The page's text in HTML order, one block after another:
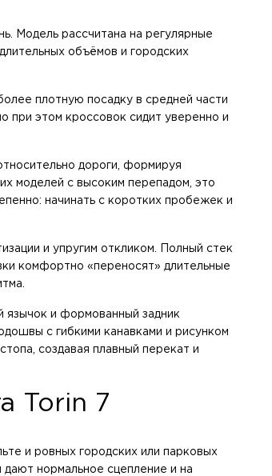
Модель рассчитана на регулярные
объёмов и городских
плотную посадку в средней части
при этом кроссовок сидит уверенно и
дороги, формируя
моделей с высоким перепадом, это
начинать с коротких пробежек и
и упругим откликом. Полный стек
комфортно «переносят» длительные
язычок и формованный задник
с гибкими канавками и рисунком
создавая плавный перекат и
Torin 7
и ровных городских или парковых
нормальное сцепление и на